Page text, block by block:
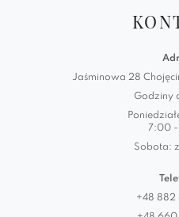
Jaśminowa 28
Godziny
7:00 -
Sobota:
+48 882